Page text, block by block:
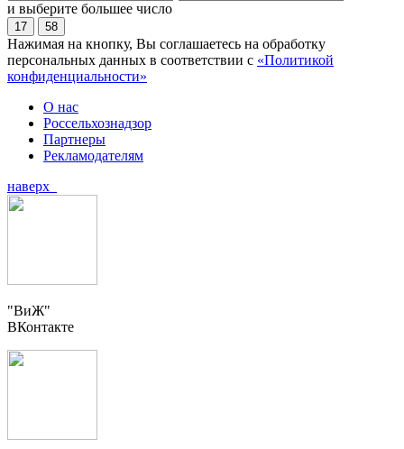
и выберите большее число
17 58
Нажимая на кнопку, Вы соглашаетесь на обработку
персональных данных в соответствии с «Политикой
конфиденциальности»
О нас
Россельхознадзор
Партнеры
Рекламодателям
наверх
"ВиЖ"
ВКонтакте